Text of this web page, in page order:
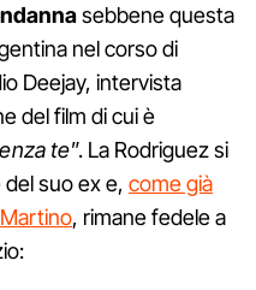
sebbene questa
nel corso di
Deejay, intervista
del film di cui è
te”. La Rodriguez si
suo ex e, come già
, rimane fedele a